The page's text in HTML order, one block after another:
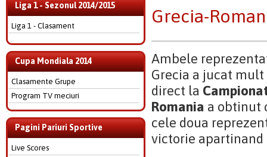
Liga 1 - Sezonul 2014/2015
Liga 1 - Clasament
Cupa Mondiala 2014
Clasamente Grupe
Program TV meciuri
Pagini Pariuri Sportive
Live Scores
Grecia-
Ambele
Grecia a jucat
direct la
Romania a obtinut
cele doua
victorie apartinand